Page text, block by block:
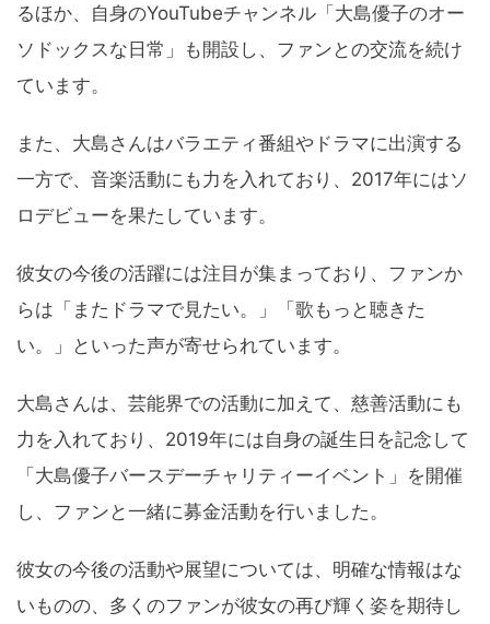
るほか、自身のYouTubeチャンネル「大島優子のオー
ソドックスな日常」も開設し、ファンとの交流を続け
ています。
また、大島さんはバラエティ番組やドラマに出演する
一方で、音楽活動にも力を入れており、2017年にはソ
ロデビューを果たしています。
彼女の今後の活躍には注目が集まっており、ファンか
らは「またドラマで見たい。」「歌もっと聴きた
い。」といった声が寄せられています。
大島さんは、芸能界での活動に加えて、慈善活動にも
力を入れており、2019年には自身の誕生日を記念して
「大島優子バースデーチャリティーイベント」を開催
し、ファンと一緒に募金活動を行いました。
彼女の今後の活動や展望については、明確な情報はな
いものの、多くのファンが彼女の再び輝く姿を期待し